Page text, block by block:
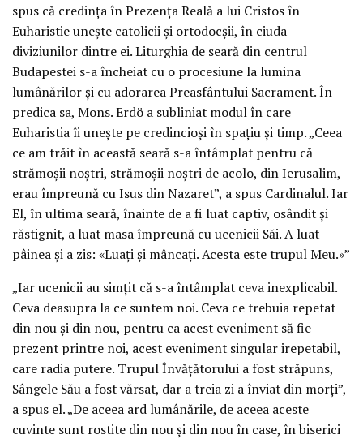
spus că credința în Prezența Reală a lui Cristos în
Euharistie unește catolicii și ortodocșii, în ciuda
diviziunilor dintre ei. Liturghia de seară din centrul
Budapestei s-a încheiat cu o procesiune la lumina
lumânărilor și cu adorarea Preasfântului Sacrament. În
predica sa, Mons. Erdö a subliniat modul în care
Euharistia îi unește pe credincioși în spațiu și timp. „Ceea
ce am trăit în această seară s-a întâmplat pentru că
strămoșii noștri, strămoșii noștri de acolo, din Ierusalim,
erau împreună cu Isus din Nazaret”, a spus Cardinalul. Iar
El, în ultima seară, înainte de a fi luat captiv, osândit și
răstignit, a luat masa împreună cu ucenicii Săi. A luat
pâinea și a zis: «Luați și mâncați. Acesta este trupul Meu.»”
„Iar ucenicii au simțit că s-a întâmplat ceva inexplicabil.
Ceva deasupra la ce suntem noi. Ceva ce trebuia repetat
din nou și din nou, pentru ca acest eveniment să fie
prezent printre noi, acest eveniment singular irepetabil,
care radia putere. Trupul Învățătorului a fost străpuns,
Sângele Său a fost vărsat, dar a treia zi a înviat din morți”,
a spus el. „De aceea ard lumânările, de aceea aceste
cuvinte sunt rostite din nou și din nou în case, în biserici